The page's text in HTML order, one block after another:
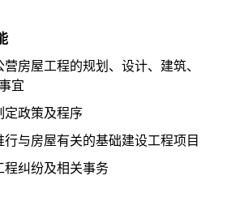
屋工程的规划、设计、建筑、
宜
政策及程序
房屋有关的基础建设工程项目
纷及相关事务